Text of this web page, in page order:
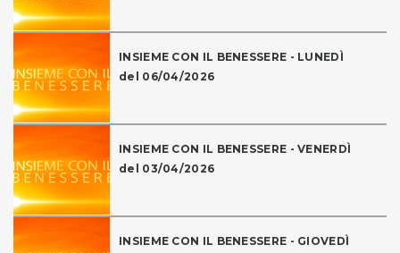
INSIEME CON IL BENESSERE - LUNEDÌ
del 06/04/2026
INSIEME CON IL BENESSERE - VENERDÌ
del 03/04/2026
INSIEME CON IL BENESSERE - GIOVEDÌ